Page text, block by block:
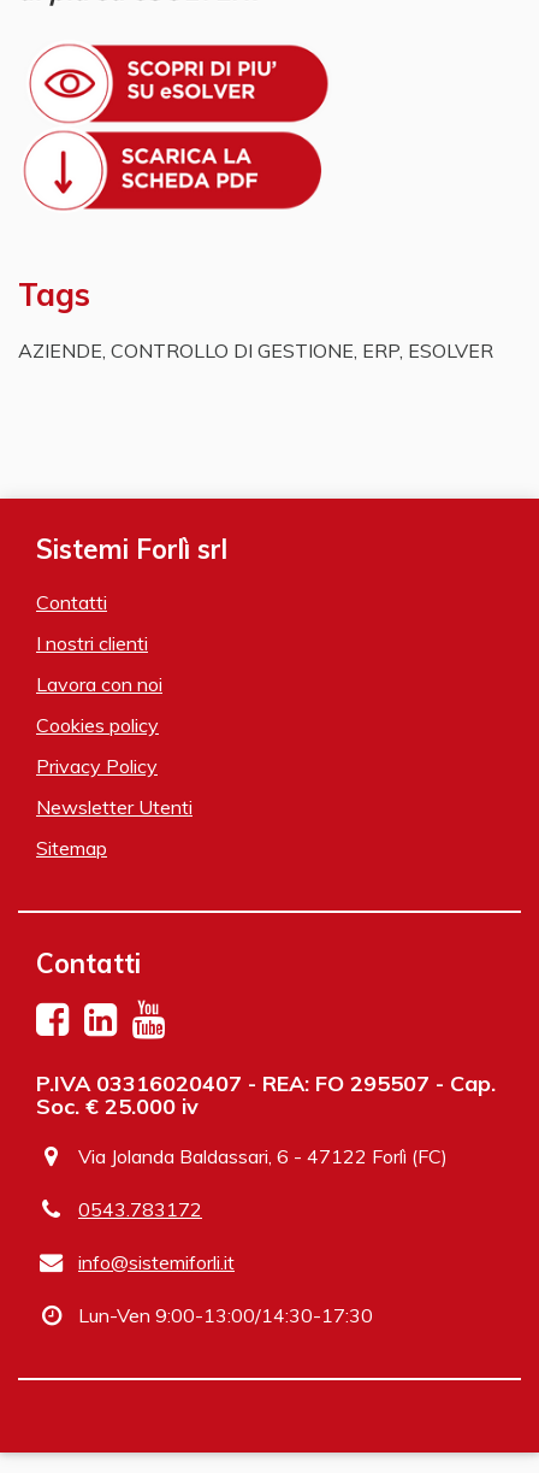
Tags
AZIENDE CONTROLLO DI GESTIONE ERP ESOLVER
Sistemi Forlì srl
Contatti
I nostri clienti
Lavora con noi
Cookies policy
Privacy Policy
Newsletter Utenti
Sitemap
Contatti
P.IVA 03316020407 - REA: FO 295507 - Cap.
Soc. € 25.000 iv
Via Jolanda Baldassari, 6 - 47122 Forlì (FC)
0543.783172
info@sistemiforli.it
Lun-Ven 9:00-13:00/14:30-17:30